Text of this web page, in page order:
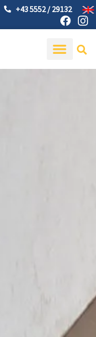
+43 5552 / 29132